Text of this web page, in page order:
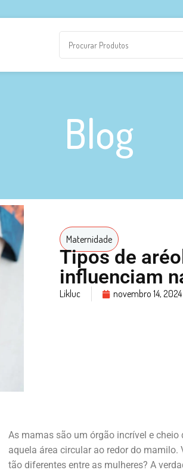
Blog
Maternidade
Tipos de
influenciam
Likluc novembro 14, 2024
As mamas são um órgão incrível e
aquela área circular ao redor do
tão diferentes entre as mulheres? A